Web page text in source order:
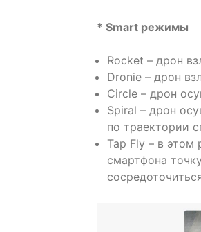
* Smart режимы
Rocket – дрон
Dronie – дрон
Circle – дрон
Spiral – дрон
по траектории
Tap Fly – в этом
смартфона